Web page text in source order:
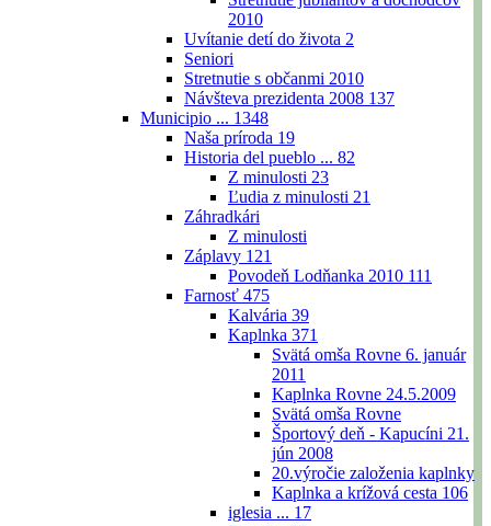
2010
Uvítanie detí do života 2
Seniori
Stretnutie s občanmi 2010
Návšteva prezidenta 2008 137
Municipio ... 1348
Naša príroda 19
Historia del pueblo ... 82
Z minulosti 23
Ľudia z minulosti 21
Záhradkári
Z minulosti
Záplavy 121
Povodeň Lodňanka 2010 111
Farnosť 475
Kalvária 39
Kaplnka 371
Svätá omša Rovne 6. január
2011
Kaplnka Rovne 24.5.2009
Svätá omša Rovne
Športový deň - Kapucíni 21.
jún 2008
20.výročie založenia kaplnky
Kaplnka a krížová cesta 106
iglesia ... 17